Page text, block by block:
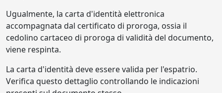
Ugualmente, la carta d'identità elettronica
accompagnata dal certificato di proroga, ossia il
cedolino cartaceo di proroga di validità del documento,
viene respinta.
La carta d'identità deve essere valida per l'espatrio.
Verifica questo dettaglio controllando le indicazioni